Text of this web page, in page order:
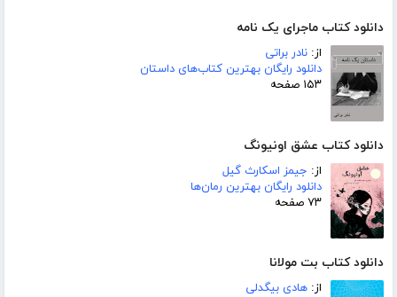
دانلود کتاب ماجرای یک نامه
از: نادر براتی
دانلود رایگان بهترین کتاب‌های داستان
۱۵۳ صفحه
دانلود کتاب عشق اونیونگ
از: جیمز اسکارث گیل
دانلود رایگان بهترین رمان‌ها
۷۳ صفحه
دانلود کتاب بت مولانا
از: هادی بیگدلی